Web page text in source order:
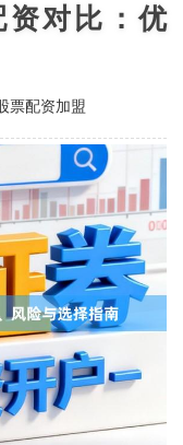
对比：优
票配资加盟